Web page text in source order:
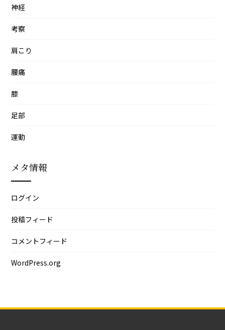
神経
考察
肩こり
腰痛
膝
足部
運動
メタ情報
ログイン
投稿フィード
コメントフィード
WordPress.org